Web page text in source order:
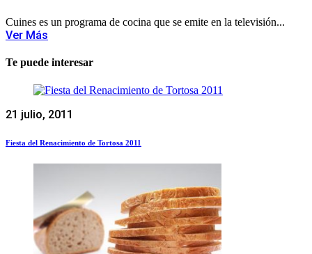
Cuines es un programa de cocina que se emite en la televisión...
Ver Más
Te puede interesar
21 julio, 2011
Fiesta del Renacimiento de Tortosa 2011